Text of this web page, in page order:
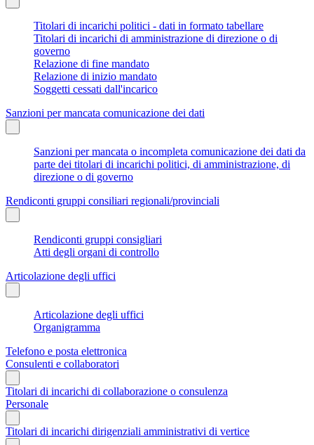
Titolari di incarichi politici - dati in formato tabellare
Titolari di incarichi di amministrazione di direzione o di
governo
Relazione di fine mandato
Relazione di inizio mandato
Soggetti cessati dall'incarico
Sanzioni per mancata comunicazione dei dati
Sanzioni per mancata o incompleta comunicazione dei dati da
parte dei titolari di incarichi politici, di amministrazione, di
direzione o di governo
Rendiconti gruppi consiliari regionali/provinciali
Rendiconti gruppi consigliari
Atti degli organi di controllo
Articolazione degli uffici
Articolazione degli uffici
Organigramma
Telefono e posta elettronica
Consulenti e collaboratori
Titolari di incarichi di collaborazione o consulenza
Personale
Titolari di incarichi dirigenziali amministrativi di vertice